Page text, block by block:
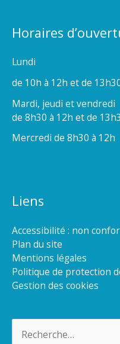
Horaires
Lundi
de 10h à 12h et de
Mardi, jeudi et vendredi
de 8h30 à 12h et de
Mercredi de 8h30 à 12h
Liens
Accessibilité : non
Plan du site
Mentions légales
Politique de protection
Gestion des cookies